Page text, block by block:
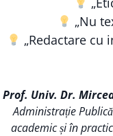
„Nu
„Redactare cu
Prof. Univ. Dr.
Administrație
academic și în